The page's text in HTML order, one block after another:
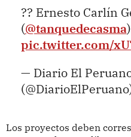
?? Ernesto Carlín
(@tanquedecasma)
pic.twitter.com/
— Diario El
Los proyectos deben